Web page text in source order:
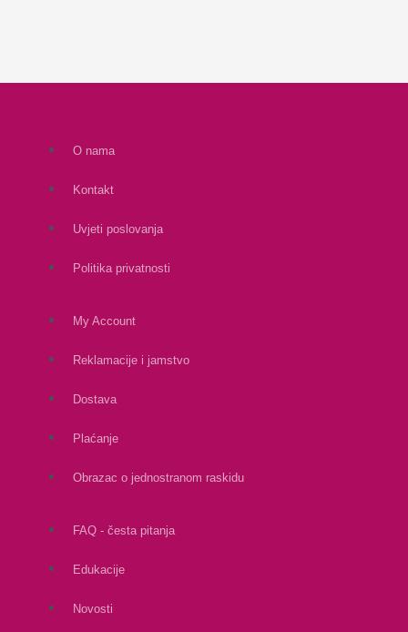
O nama
Kontakt
Uvjeti poslovanja
Politika privatnosti
My Account
Reklamacije i jamstvo
Dostava
Plaćanje
Obrazac o jednostranom raskidu
FAQ - česta pitanja
Edukacije
Novosti